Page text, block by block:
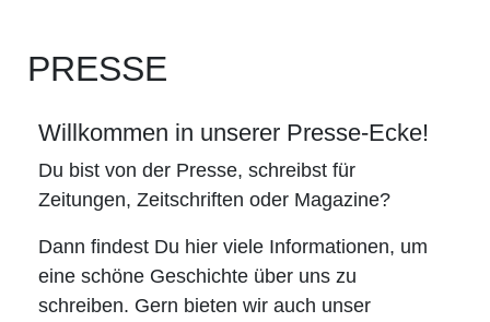
PRESSE
Willkommen in unserer Presse-Ecke!
Du bist von der Presse, schreibst für
Zeitungen, Zeitschriften oder Magazine?
Dann findest Du hier viele Informationen, um
eine schöne Geschichte über uns zu
schreiben. Gern bieten wir auch unser